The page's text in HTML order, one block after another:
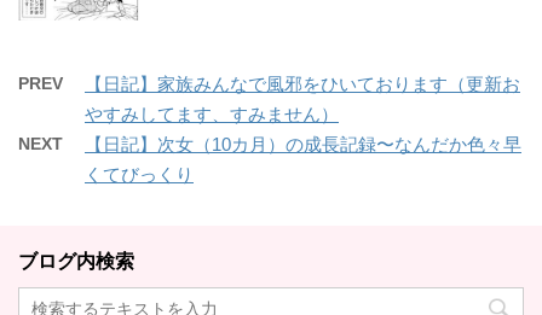
PREV
【日記】家族みんなで風邪をひいております（更新お
やすみしてます、すみません）
NEXT
【日記】次女（10カ月）の成長記録〜なんだか色々早
くてびっくり
ブログ内検索